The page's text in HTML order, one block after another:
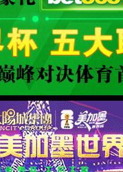
XML 地图